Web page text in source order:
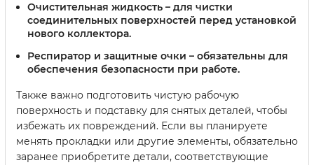
Очистительная жидкость – для чистки
соединительных поверхностей перед установкой
нового коллектора.
Респиратор и защитные очки – обязательны для
обеспечения безопасности при работе.
Также важно подготовить чистую рабочую
поверхность и подставку для снятых деталей, чтобы
избежать их повреждений. Если вы планируете
менять прокладки или другие элементы, обязательно
заранее приобретите детали, соответствующие